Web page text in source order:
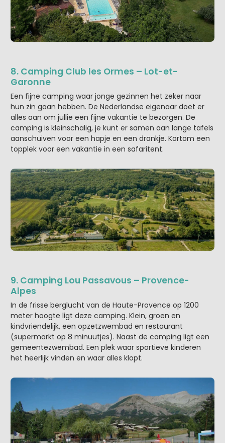
8. Camping Club les Ormes – Lot-et-
Garonne
Een fijne camping waar jonge gezinnen het zeker naar
hun zin gaan hebben. De Nederlandse eigenaar doet er
alles aan om jullie een fijne vakantie te bezorgen. De
camping is kleinschalig, je kunt er samen aan lange tafels
aanschuiven voor een hapje en een drankje. Kortom een
topplek voor een vakantie in een safaritent.
9. Camping Lou Passavous – Provence-
Alpes
In de frisse berglucht van de Haute-Provence op 1200
meter hoogte ligt deze camping. Klein, groen en
kindvriendelijk, een opzetzwembad en restaurant
(supermarkt op 8 minuutjes). Naast de camping ligt een
gemeentezwembad. Een plek waar sportieve kinderen
het heerlijk vinden en waar alles klopt.